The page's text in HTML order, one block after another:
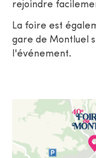
rejoindre
La foire est
gare de Montluel
l'événement.